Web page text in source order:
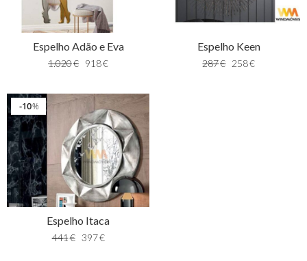
Espelho Adão e Eva
1.020€ 918€
Espelho Keen
287€ 258€
%
10
Espelho Itaca
441€ 397€